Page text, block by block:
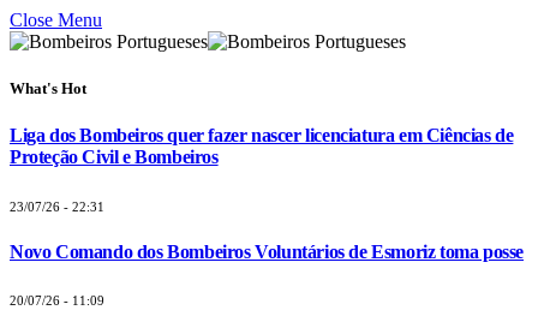
Close Menu
What's Hot
Liga dos Bombeiros quer fazer nascer licenciatura em Ciências de
Proteção Civil e Bombeiros
23/07/26 - 22:31
Novo Comando dos Bombeiros Voluntários de Esmoriz toma posse
20/07/26 - 11:09